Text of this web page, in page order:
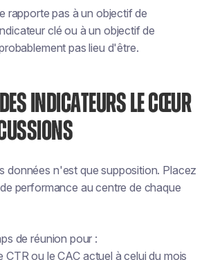
rapporte pas à un objectif de
clé ou à un objectif de
pas lieu d'être.
INDICATEURS LE CŒUR
données n'est que supposition. Placez
performance au centre de chaque
de réunion pour :
CTR ou le CAC actuel à celui du mois